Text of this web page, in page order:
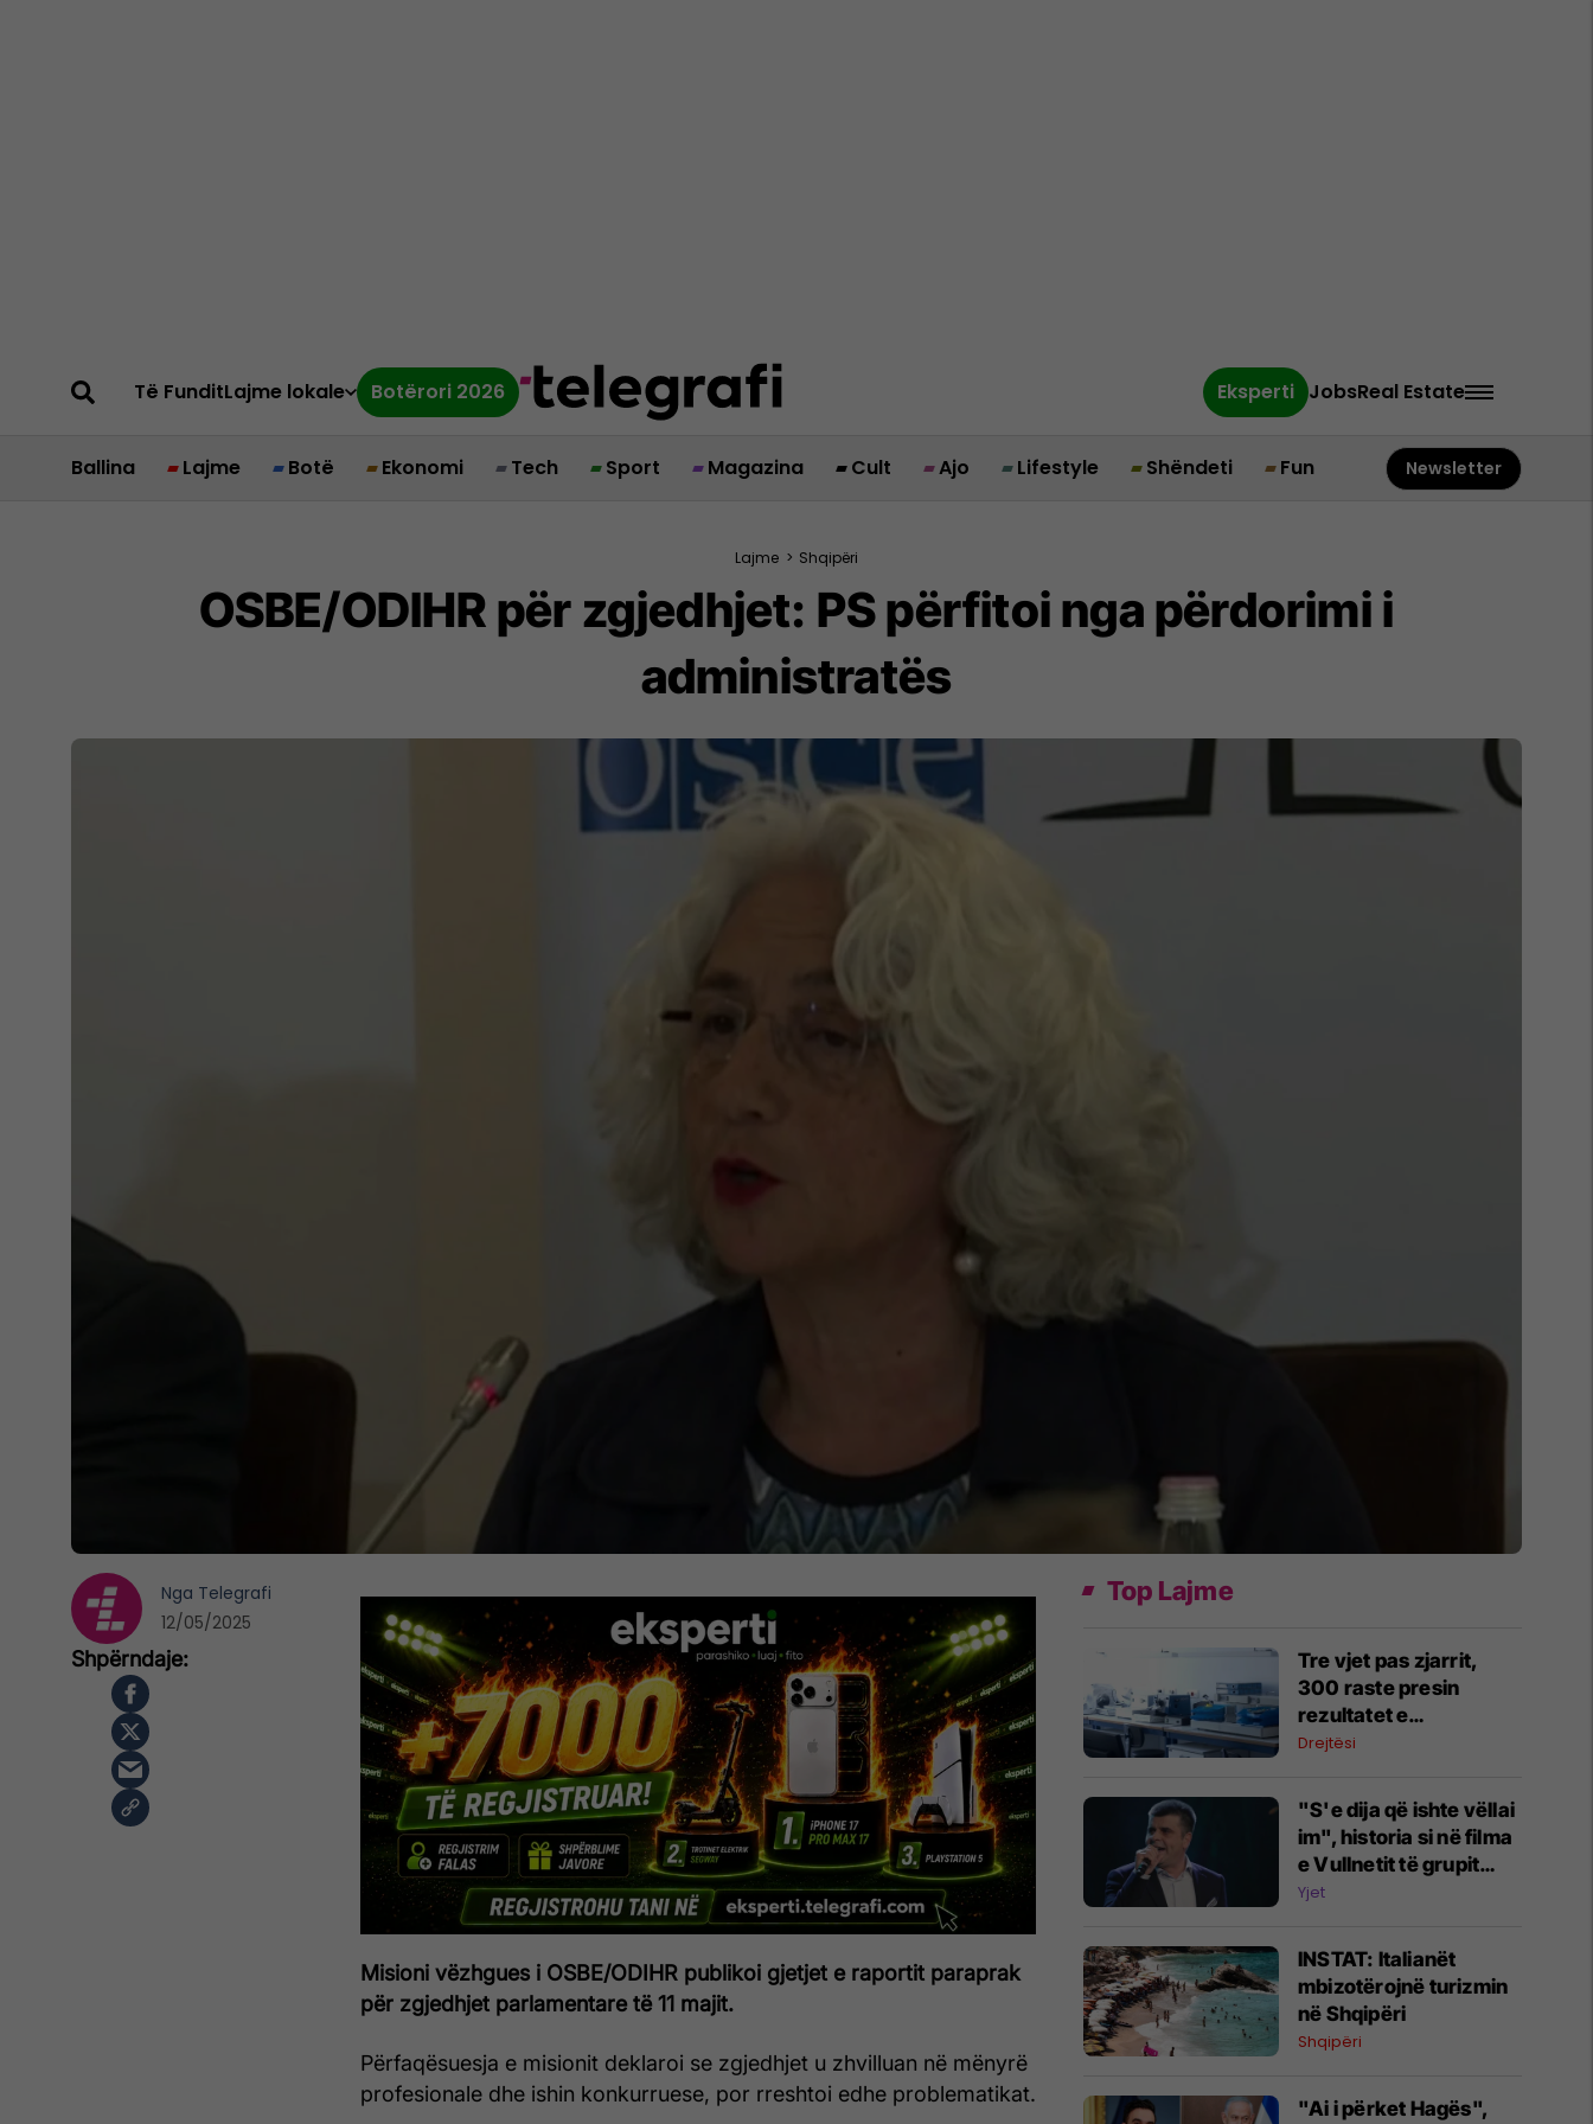
Të FunditLajme lokale Botërori 2026 Eksperti JobsReal Estate
Ballina Lajme Botë Ekonomi Tech Sport Magazina Cult Ajo Lifestyle Shëndeti Fun Newsletter
Lajme > Shqipëri
OSBE/ODIHR për zgjedhjet: PS përfitoi nga përdorimi i
administratës
Misioni vëzhgues i OSBE/ODIHR publikoi gjetjet e raportit paraprak
për zgjedhjet parlamentare të 11 majit.
Përfaqësuesja e misionit deklaroi se zgjedhjet u zhvilluan në mënyrë
profesionale dhe ishin konkurruese, por rreshtoi edhe problematikat.
Nga Telegrafi
12/05/2025
Top Lajme
Tre vjet pas zjarrit,
300 raste presin
rezultatet e
toksikologjisë në IML
Drejtësi
"S'e dija që ishte vëllai
im", historia si në filma
e Vullnetit të grupit
Marigona - si e mësoi
vitesh që ishin familje
Yjet
INSTAT: Italianët
mbizotërojnë turizmin
në Shqipëri
Shqipëri
"Ai i përket Hagës",